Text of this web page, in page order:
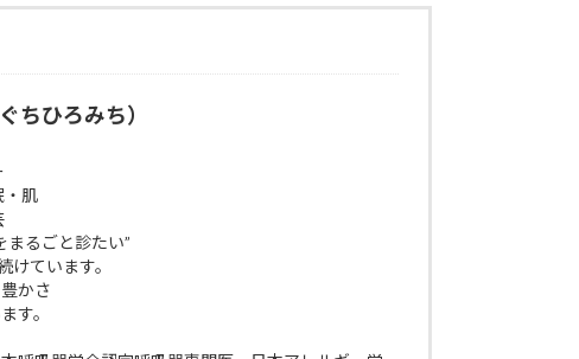
ちひろみち）
・肌
まるごと診たい”
ています。
かさ
す。